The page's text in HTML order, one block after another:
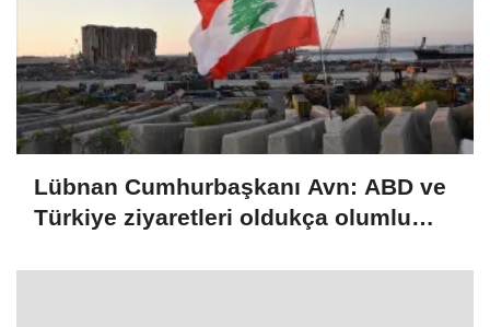
Lübnan Cumhurbaşkanı Avn: ABD ve
Türkiye ziyaretleri oldukça olumlu